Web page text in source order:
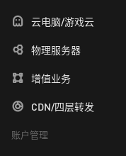
云电脑/游戏云
物理服务器
增值业务
CDN/四层转发
账户管理